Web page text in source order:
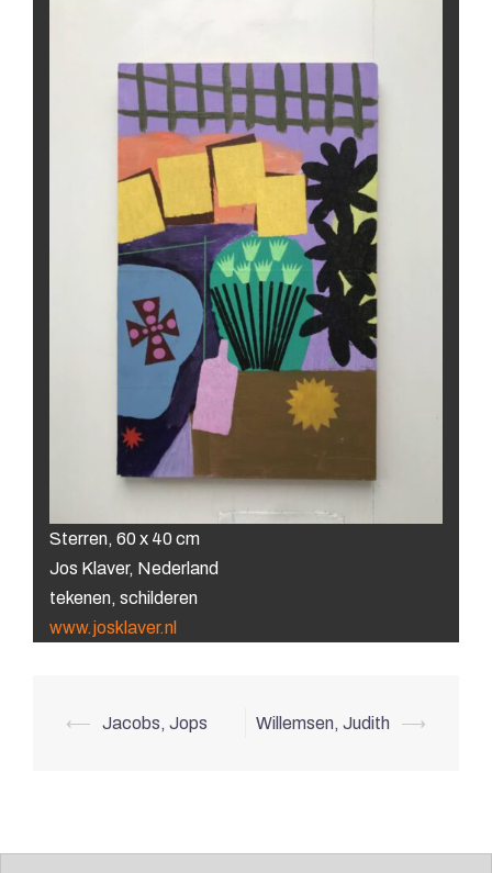
Sterren, 60 x 40 cm
Jos Klaver, Nederland
tekenen, schilderen
www.josklaver.nl
Berichtnavigatie
⟵ Jacobs, Jops Willemsen, Judith ⟶